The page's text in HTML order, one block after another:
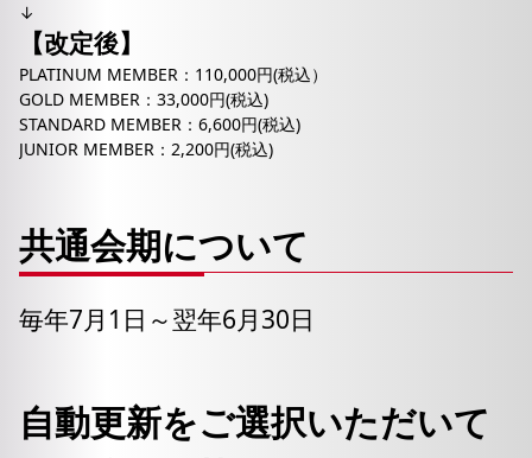
↓
【改定後】
PLATINUM MEMBER：110,000円(税込）
GOLD MEMBER：33,000円(税込)
STANDARD MEMBER：6,600円(税込)
JUNIOR MEMBER：2,200円(税込)
共通会期について
毎年7月1日～翌年6月30日
自動更新をご選択いただいて